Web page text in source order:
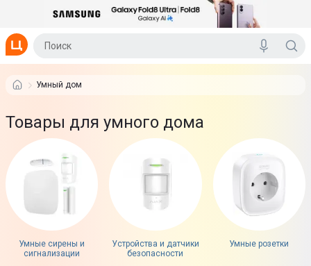
Умный дом
Товары для умного дома
Умные сирены и
сигнализации
Устройства и датчики
безопасности
Умные розетки